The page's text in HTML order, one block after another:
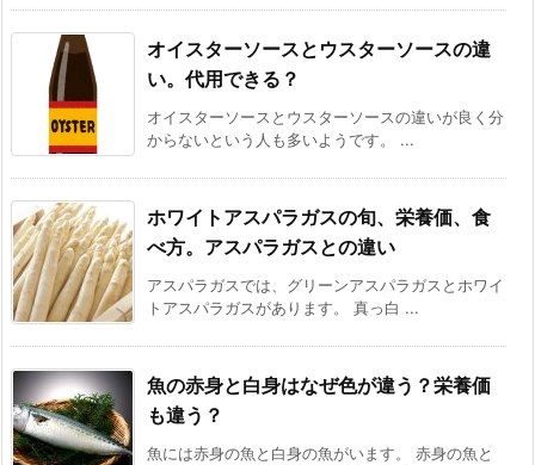
オイスターソースとウスターソースの違
い。代用できる？
オイスターソースとウスターソースの違いが良く分
からないという人も多いようです。 ...
ホワイトアスパラガスの旬、栄養価、食
べ方。アスパラガスとの違い
アスパラガスでは、グリーンアスパラガスとホワイ
トアスパラガスがあります。 真っ白 ...
魚の赤身と白身はなぜ色が違う？栄養価
も違う？
魚には赤身の魚と白身の魚がいます。 赤身の魚と